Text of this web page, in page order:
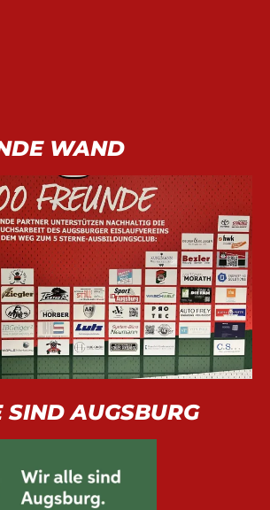
WAND
AUGSBURG